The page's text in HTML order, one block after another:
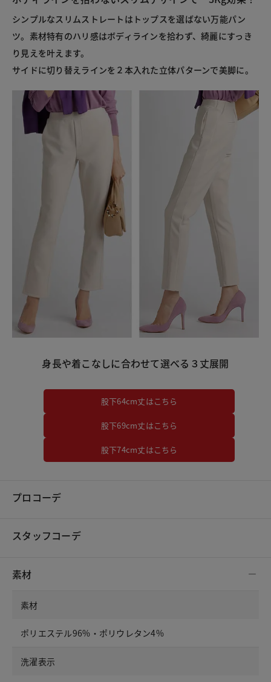
シンプルなスリムストレートはトップスを選ばない万能パン
ツ。素材特有のハリ感はボディラインを拾わず、綺麗にすっき
り見えを叶えます。
サイドに切り替えラインを２本入れた立体パターンで美脚に。
身長や着こなしに合わせて選べる３丈展開
股下64cm丈はこちら
股下69cm丈はこちら
股下74cm丈はこちら
プロコーデ
スタッフコーデ
素材
素材
ポリエステル96%・ポリウレタン4%
洗濯表示